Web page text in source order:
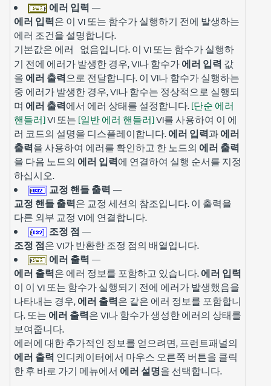
에러 입력 —
에러 입력은 이 VI 또는 함수가 실행하기 전에 발생하는
에러 조건을 설명합니다.
기본값은 에러 없음입니다. 이 VI 또는 함수가 실행하
기 전에 에러가 발생한 경우, VI나 함수가에러 입력 값
을 에러 출력으로 전달합니다. 이 VI나 함수가 실행하는
중 에러가 발생한 경우, VI나 함수는 정상적으로 실행되
며 에러 출력에서 에러 상태를 설정합니다.[단순 에러
핸들러]VI 또는 [일반 에러 핸들러]VI를 사용하여 이 에
러 코드의 설명을 디스플레이합니다.에러 입력과에러
출력을 사용하여 에러를 확인하고 한 노드의 에러 출력
을 다음 노드의 에러 입력에 연결하여 실행 순서를 지정
하십시오.
교정 핸들 출력 —
교정 핸들 출력은 교정 세션의 참조입니다. 이 출력을
다른 외부 교정 VI에 연결합니다.
조정 점 —
조정 점은 VI가 반환한 조정 점의 배열입니다.
에러 출력 —
에러 출력은 에러 정보를 포함하고 있습니다.에러 입력
이 이 VI 또는 함수가 실행되기 전에 에러가 발생했음을
나타내는 경우,에러 출력은 같은 에러 정보를 포함합니
다. 또는 에러 출력은 VI나 함수가 생성한 에러의 상태를
보여줍니다.
에러에 대한 추가적인 정보를 얻으려면, 프런트패널의
에러 출력 인디케이터에서 마우스 오른쪽 버튼을 클릭
한 후 바로 가기 메뉴에서 에러 설명을 선택합니다.